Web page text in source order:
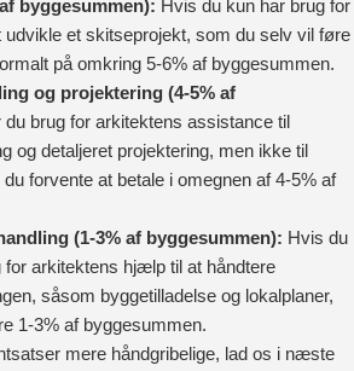
byggesummen): Hvis du kun har brug for
et skitseprojekt, som du selv vil føre
på omkring 5-6% af byggesummen.
og projektering (4-5% af
du brug for arkitektens assistance til
og detaljeret projektering, men ikke til
forvente at betale i omegnen af 4-5% af
(1-3% af byggesummen): Hvis du
for arkitektens hjælp til at håndtere
såsom byggetilladelse og lokalplaner,
1-3% af byggesummen.
mere håndgribelige, lad os i næste